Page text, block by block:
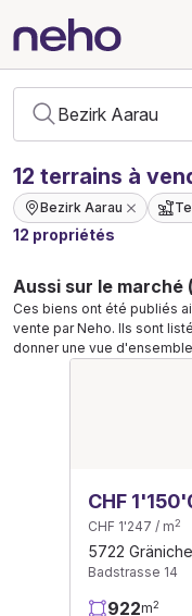
12 terrains à
Bezirk Aarau
12 propriétés
Aussi sur le marché
Ces biens ont été publiés
vente par Neho. Ils sont
donner une vue
CHF
CHF 1'247 / m2
5722
Badstrasse 14
922m2